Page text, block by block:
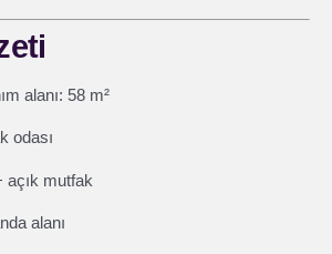
alanı: 58 m²
odası
açık mutfak
alanı